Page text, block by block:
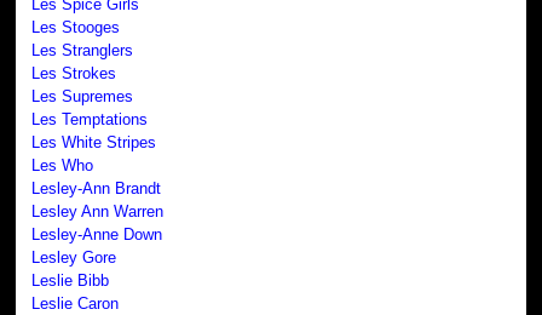
Les Spice Girls
Les Stooges
Les Stranglers
Les Strokes
Les Supremes
Les Temptations
Les White Stripes
Les Who
Lesley-Ann Brandt
Lesley Ann Warren
Lesley-Anne Down
Lesley Gore
Leslie Bibb
Leslie Caron